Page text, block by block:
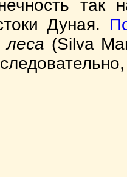
так
Дуная.
леса (Silva